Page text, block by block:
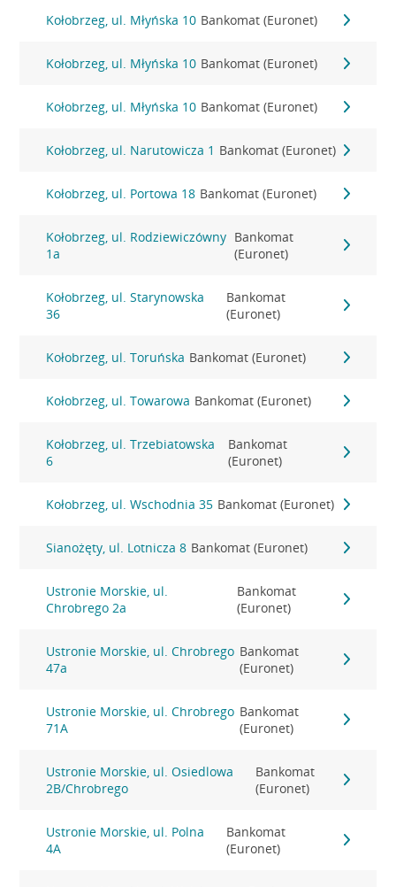
Kołobrzeg, ul. Młyńska 10 Bankomat (Euronet)
Kołobrzeg, ul. Młyńska 10 Bankomat (Euronet)
Kołobrzeg, ul. Młyńska 10 Bankomat (Euronet)
Kołobrzeg, ul. Narutowicza 1 Bankomat (Euronet)
Kołobrzeg, ul. Portowa 18 Bankomat (Euronet)
Kołobrzeg, ul. Rodziewiczówny
1a
Bankomat
(Euronet)
Kołobrzeg, ul. Starynowska
36
Bankomat
(Euronet)
Kołobrzeg, ul. Toruńska Bankomat (Euronet)
Kołobrzeg, ul. Towarowa Bankomat (Euronet)
Kołobrzeg, ul. Trzebiatowska
6
Bankomat
(Euronet)
Kołobrzeg, ul. Wschodnia 35 Bankomat (Euronet)
Sianożęty, ul. Lotnicza 8 Bankomat (Euronet)
Ustronie Morskie, ul.
Chrobrego 2a
Bankomat
(Euronet)
Ustronie Morskie, ul. Chrobrego
47a
Bankomat
(Euronet)
Ustronie Morskie, ul. Chrobrego
71A
Bankomat
(Euronet)
Ustronie Morskie, ul. Osiedlowa
2B/Chrobrego
Bankomat
(Euronet)
Ustronie Morskie, ul. Polna
4A
Bankomat
(Euronet)